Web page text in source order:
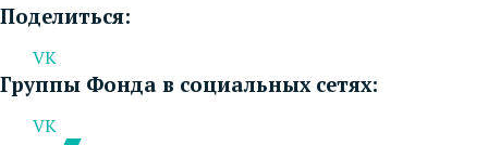
Поделиться:
VK
Группы Фонда в социальных сетях:
VK